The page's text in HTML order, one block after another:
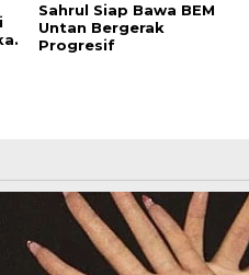
Sahrul Siap Bawa BEM
Untan Bergerak
Progresif